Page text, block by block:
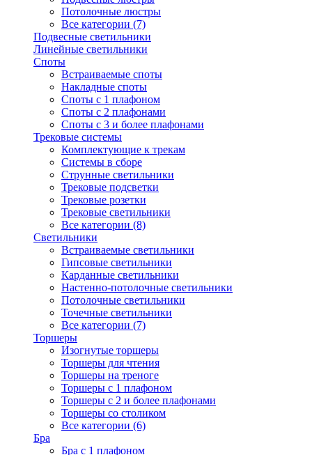
Потолочные люстры
Все категории (7)
Подвесные светильники
Линейные светильники
Споты
Встраиваемые споты
Накладные споты
Споты с 1 плафоном
Споты с 2 плафонами
Споты с 3 и более плафонами
Трековые системы
Комплектующие к трекам
Системы в сборе
Струнные светильники
Трековые подсветки
Трековые розетки
Трековые светильники
Все категории (8)
Светильники
Встраиваемые светильники
Гипсовые светильники
Карданные светильники
Настенно-потолочные светильники
Потолочные светильники
Точечные светильники
Все категории (7)
Торшеры
Изогнутые торшеры
Торшеры для чтения
Торшеры на треноге
Торшеры с 1 плафоном
Торшеры с 2 и более плафонами
Торшеры со столиком
Все категории (6)
Бра
Бра с 1 плафоном